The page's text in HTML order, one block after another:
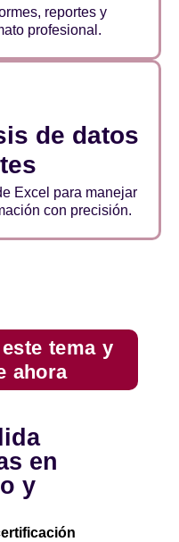
reportes y
profesional.
de datos
Excel para manejar
con precisión.
tema y
ahora
en
y